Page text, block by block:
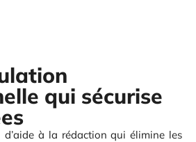
qui sécurise
d’aide à la rédaction qui élimine les